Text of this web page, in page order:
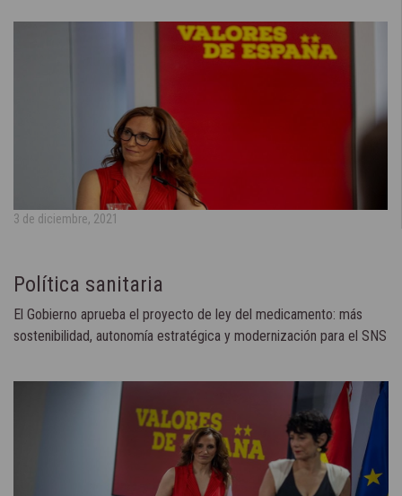
3 de diciembre, 2021
Política sanitaria
El Gobierno aprueba el proyecto de ley del medicamento: más
sostenibilidad, autonomía estratégica y modernización para el SNS